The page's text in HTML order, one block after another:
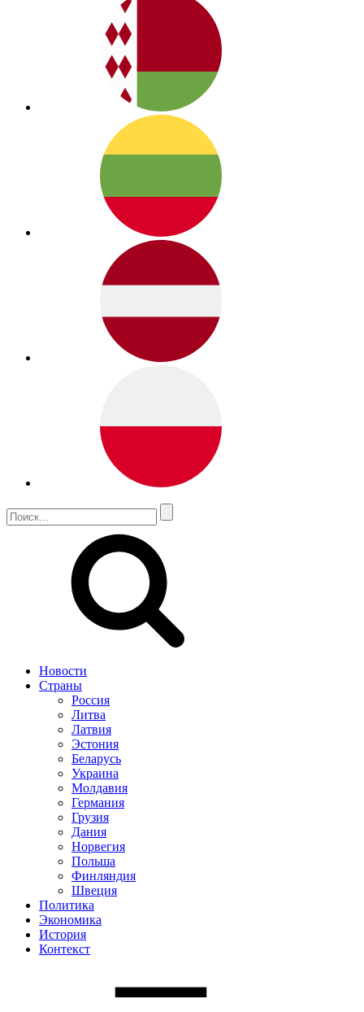
Новости
Страны
Россия
Литва
Латвия
Эстония
Беларусь
Украина
Молдавия
Германия
Грузия
Дания
Норвегия
Польша
Финляндия
Швеция
Политика
Экономика
История
Контекст